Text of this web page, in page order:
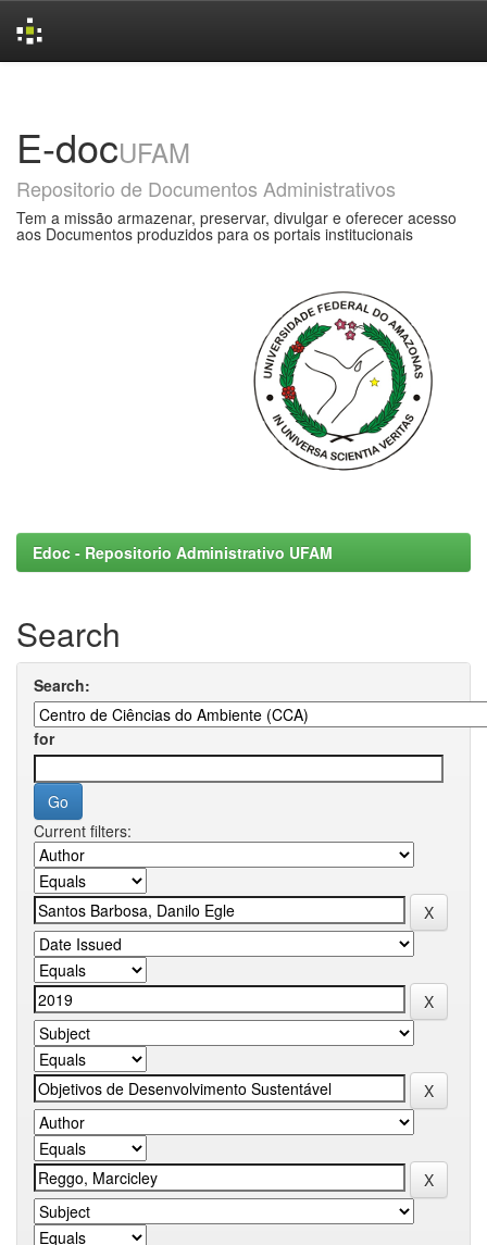
E-docUFAM
Repositorio de Documentos Administrativos
Tem a missão armazenar, preservar, divulgar e oferecer acesso
aos Documentos produzidos para os portais institucionais
Edoc - Repositorio Administrativo UFAM
Search
Search:
for
Current filters: